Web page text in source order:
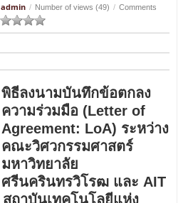
admin / Number of views (49) / Comments
พิธีลงนามบันทึกข้อตกลง
ความร่วมมือ (Letter of
Agreement: LoA) ระหว่าง
คณะวิศวกรรมศาสตร์
มหาวิทยาลัย
ศรีนครินทรวิโรฒ และ AIT
ถาบันเทคโนโลยีแห่ง